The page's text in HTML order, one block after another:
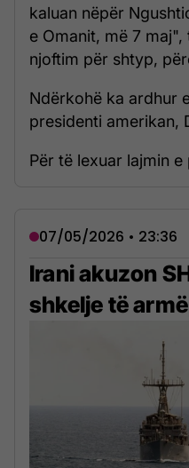
kaluan nëpër
e Omanit, më 7 maj",
njoftim për shtyp,
Ndërkohë ka ardhur
presidenti amerikan,
Për të lexuar lajmin
07/05/2026 • 23:36
Irani akuzon
shkelje të